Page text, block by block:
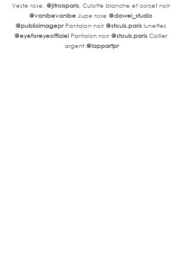
Veste rose, @jitroisparis, Culotte blanche et corset noir
@vanibevanibe Jupe rose @dawei_studio
@publicimagepr Pantalon noir @stouls.paris lunettes
@eyeforeyeofficiel Pantalon noir @stouls.paris Collier
argent @lappartpr